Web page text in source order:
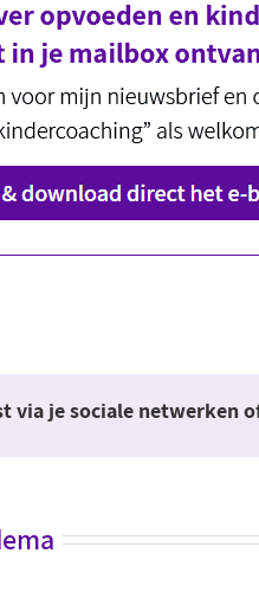
via je sociale netwerken